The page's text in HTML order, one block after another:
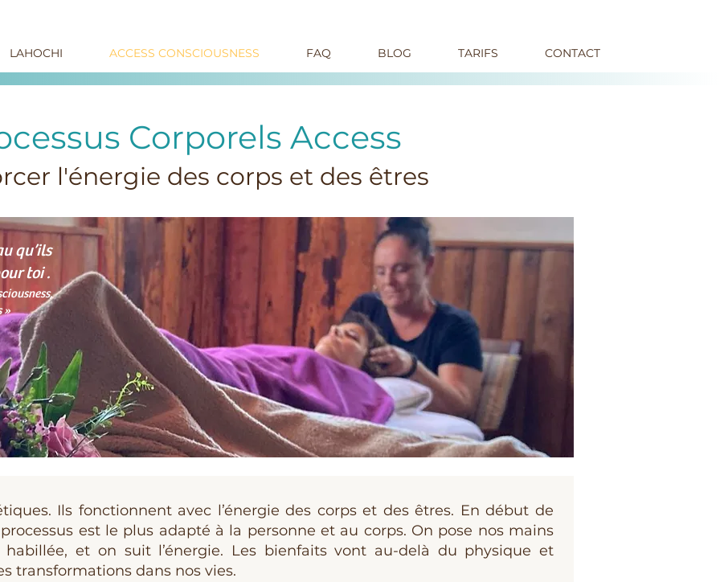
LAHOCHI ACCESS CONSCIOUSNESS FAQ BLOG TARIFS CONTACT
Corporels Access
l'énergie des corps et des êtres
qu’ils
toi .
»
Ils fonctionnent avec l’énergie des corps et des êtres. En début de
est le plus adapté à la personne et au corps. On pose nos mains
et on suit l’énergie. Les bienfaits vont au-delà du physique et
transformations dans nos vies.